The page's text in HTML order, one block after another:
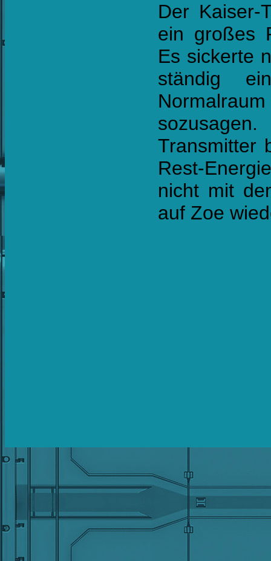
Der Kaiser-
ein großes
Es sickerte
ständig
Transmitter
Rest-
nicht mit
auf Zoe